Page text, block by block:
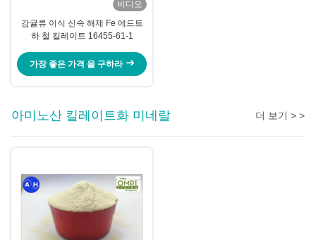
비디오
감귤류 이식 신속 해제 Fe 에드트
하 철 킬레이트 16455-61-1
가장 좋은 가격 을 구하라
아미노산 킬레이트화 미네랄 더 보기 > >